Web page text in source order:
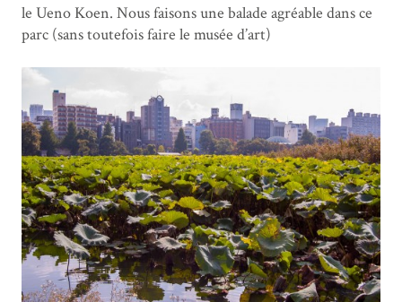
le Ueno Koen. Nous faisons une balade agréable dans ce
parc (sans toutefois faire le musée d’art)